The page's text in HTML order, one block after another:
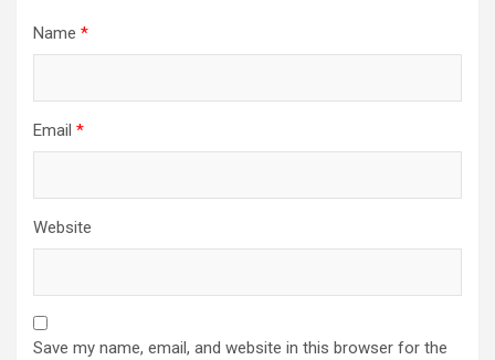
Name *
Email *
Website
Save my name, email, and website in this browser for the